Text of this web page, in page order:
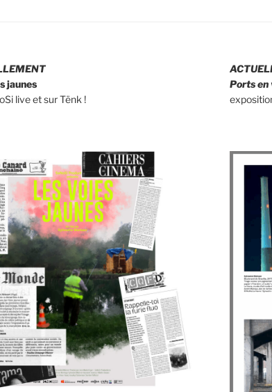
jaunes
live et sur Tënk !
Ports en